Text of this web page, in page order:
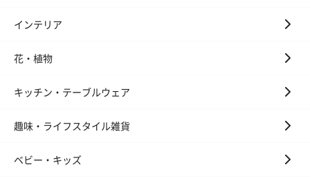
インテリア
花・植物
キッチン・テーブルウェア
趣味・ライフスタイル雑貨
ベビー・キッズ